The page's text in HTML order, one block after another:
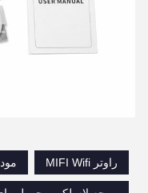
راوتر MIFI Wifi